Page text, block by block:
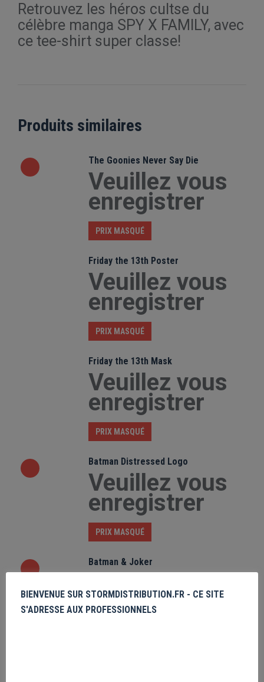
Retrouvez les héros cultse du
célèbre manga SPY X FAMILY, avec
ce tee-shirt super classe!
Produits similaires
The Goonies Never Say Die
Veuillez vous
enregistrer
PRIX MASQUÉ
Friday the 13th Poster
Veuillez vous
enregistrer
PRIX MASQUÉ
Friday the 13th Mask
Veuillez vous
enregistrer
PRIX MASQUÉ
Batman Distressed Logo
Veuillez vous
enregistrer
PRIX MASQUÉ
Batman & Joker
Veuillez vous
enregistrer
BIENVENUE SUR STORMDISTRIBUTION.FR - CE SITE
S'ADRESSE AUX PROFESSIONNELS